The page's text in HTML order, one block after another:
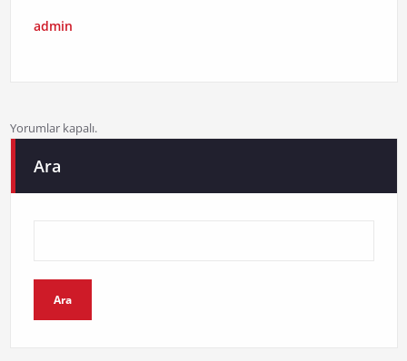
admin
Yorumlar kapalı.
Ara
Ara